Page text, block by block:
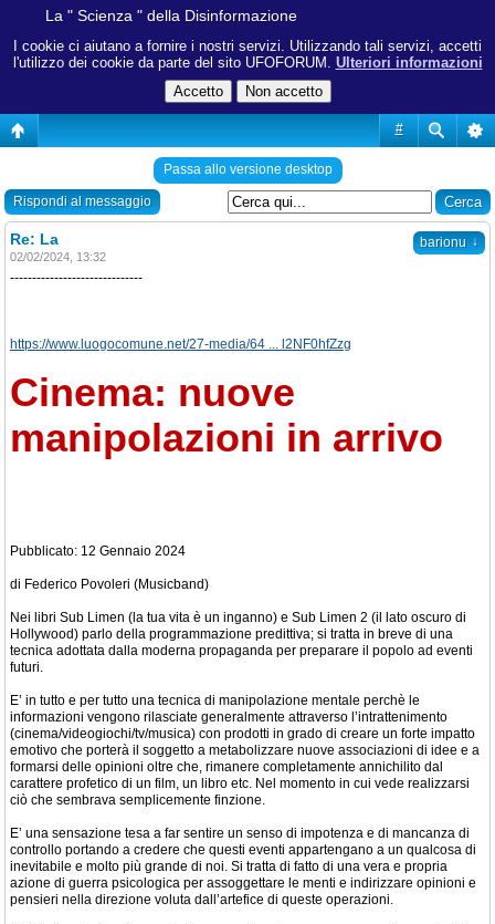
I cookie ci aiutano a fornire i nostri servizi. Utilizzando tali servizi, accetti
l'utilizzo dei cookie da parte del sito UFOFORUM. Ulteriori informazioni
#
La " Scienza " della Disinformazione
Passa allo versione desktop
Rispondi al messaggio
barionu ↓
Re: La
02/02/2024, 13:32
------------------------------
https://www.luogocomune.net/27-media/64 ... l2NF0hfZzg
Cinema: nuove
manipolazioni in arrivo
Pubblicato: 12 Gennaio 2024
di Federico Povoleri (Musicband)
Nei libri Sub Limen (la tua vita è un inganno) e Sub Limen 2 (il lato oscuro di
Hollywood) parlo della programmazione predittiva; si tratta in breve di una
tecnica adottata dalla moderna propaganda per preparare il popolo ad eventi
futuri.
E’ in tutto e per tutto una tecnica di manipolazione mentale perchè le
informazioni vengono rilasciate generalmente attraverso l’intrattenimento
(cinema/videogiochi/tv/musica) con prodotti in grado di creare un forte impatto
emotivo che porterà il soggetto a metabolizzare nuove associazioni di idee e a
formarsi delle opinioni oltre che, rimanere completamente annichilito dal
carattere profetico di un film, un libro etc. Nel momento in cui vede realizzarsi
ciò che sembrava semplicemente finzione.
E’ una sensazione tesa a far sentire un senso di impotenza e di mancanza di
controllo portando a credere che questi eventi appartengano a un qualcosa di
inevitabile e molto più grande di noi. Si tratta di fatto di una vera e propria
azione di guerra psicologica per assoggettare le menti e indirizzare opinioni e
pensieri nella direzione voluta dall’artefice di queste operazioni.